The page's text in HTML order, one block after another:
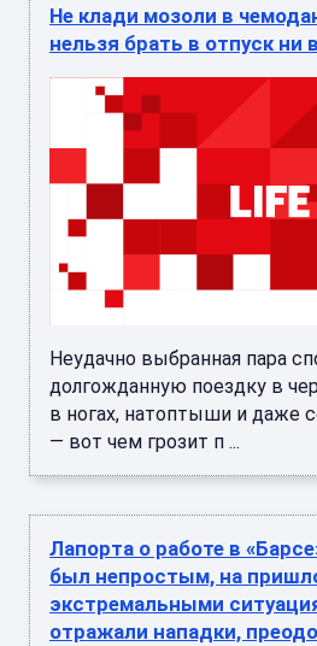
Не клади мозоли в
нельзя брать в отпуск ни
Неудачно выбранная пара
долгожданную поездку в
в ногах, натоптыши и даже
— вот чем грозит п ...
Лапорта о работе в
был непростым, на
экстремальными
отражали нападки,